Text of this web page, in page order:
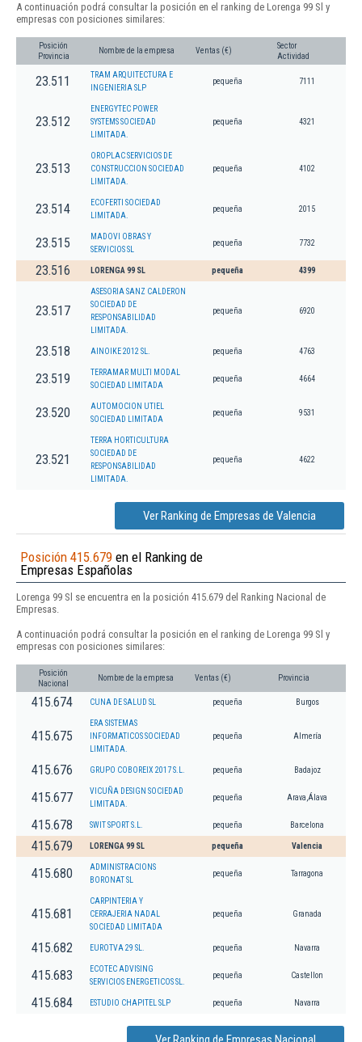
A continuación podrá consultar la posición en el ranking de Lorenga 99 Sl y
empresas con posiciones similares:
Posición
Provincia
Nombre de la empresa Ventas (€)
Sector
Actividad
23.511
TRAM ARQUITECTURA E
INGENIERIA SLP
pequeña 7111
23.512
ENERGYTEC POWER
SYSTEMS SOCIEDAD
LIMITADA.
pequeña 4321
23.513
OROPLAC SERVICIOS DE
CONSTRUCCION SOCIEDAD
LIMITADA.
pequeña 4102
23.514
ECOFERTI SOCIEDAD
LIMITADA.
pequeña 2015
23.515
MADOVI OBRAS Y
SERVICIOS SL
pequeña 7732
23.516 LORENGA 99 SL pequeña 4399
23.517
ASESORIA SANZ CALDERON
SOCIEDAD DE
RESPONSABILIDAD
LIMITADA.
pequeña 6920
23.518 AINOIKE 2012 SL. pequeña 4763
23.519
TERRAMAR MULTI MODAL
SOCIEDAD LIMITADA
pequeña 4664
23.520
AUTOMOCION UTIEL
SOCIEDAD LIMITADA
pequeña 9531
23.521
TERRA HORTICULTURA
SOCIEDAD DE
RESPONSABILIDAD
LIMITADA.
pequeña 4622
Ver Ranking de Empresas de Valencia
Posición 415.679 en el Ranking de
Empresas Españolas
Lorenga 99 Sl se encuentra en la posición 415.679 del Ranking Nacional de
Empresas.
A continuación podrá consultar la posición en el ranking de Lorenga 99 Sl y
empresas con posiciones similares:
Posición
Nacional
Nombre de la empresa Ventas (€) Provincia
415.674 CUNA DE SALUD SL pequeña Burgos
415.675
ERA SISTEMAS
INFORMATICOS SOCIEDAD
LIMITADA.
pequeña Almería
415.676 GRUPO COBOREIX 2017 S.L. pequeña Badajoz
415.677
VICUÑA DESIGN SOCIEDAD
LIMITADA.
pequeña Arava,Álava
415.678 SWIT SPORT S.L. pequeña Barcelona
415.679 LORENGA 99 SL pequeña Valencia
415.680
ADMINISTRACIONS
BORONAT SL
pequeña Tarragona
415.681
CARPINTERIA Y
CERRAJERIA NADAL
SOCIEDAD LIMITADA
pequeña Granada
415.682 EUROTVA 29 SL. pequeña Navarra
415.683
ECOTEC ADVISING
SERVICIOS ENERGETICOS SL.
pequeña Castellon
415.684 ESTUDIO CHAPITEL SLP pequeña Navarra